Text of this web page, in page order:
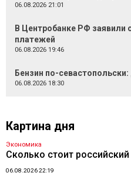
06.08.2026 21:01
В Центробанке РФ заявили
платежей
06.08.2026 19:46
Бензин по-
06.08.2026 18:30
Картина дня
Экономика
Сколько стоит
06.08.2026 22:19